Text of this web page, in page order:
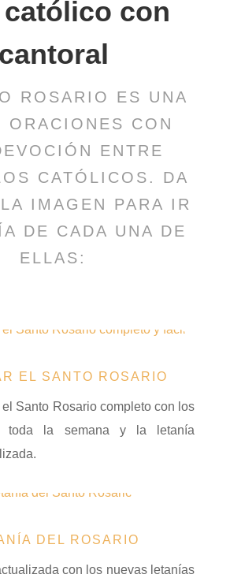
con
cantoral
ROSARIO ES UNA
ORACIONES CON
ENTRE
CATÓLICOS. DA
IMAGEN PARA IR
DE CADA UNA DE
ELLAS:
EL SANTO ROSARIO
Santo Rosario completo con los
toda la semana y la letanía
DEL ROSARIO
con los nuevas letanías